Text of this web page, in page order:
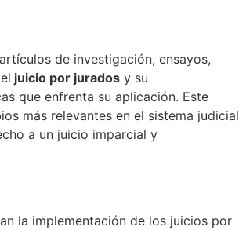
de investigación, ensayos,
juicio por jurados y su
que enfrenta su aplicación. Este
más relevantes en el sistema judicial
a un juicio imparcial y
la implementación de los juicios por